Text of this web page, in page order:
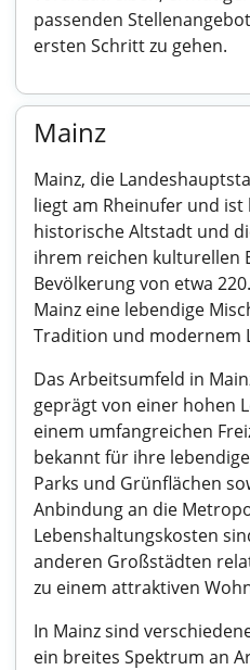
passenden
ersten Schritt zu gehen.
Mainz
Mainz, die
liegt am Rheinufer und
historische Altstadt und
ihrem reichen kulturellen
Bevölkerung von etwa
Mainz eine lebendige
Tradition und modernem
Das Arbeitsumfeld in
geprägt von einer hohen
einem umfangreichen
bekannt für ihre
Parks und Grünflächen
Anbindung an die
Lebenshaltungskosten
anderen Großstädten
zu einem attraktiven
In Mainz sind
ein breites Spektrum an